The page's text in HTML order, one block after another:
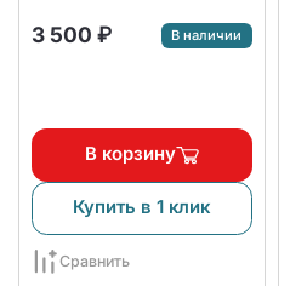
3 500 ₽ В наличии
В корзину
Купить в 1 клик
Сравнить